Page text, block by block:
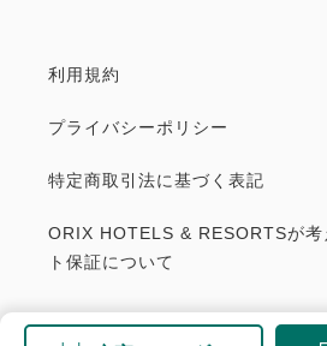
利用規約
プライバシーポリシー
特定商取引法に基づく表記
ORIX HOTELS & RESORTSが考
ト保証について
Copyright © ORIX Hotel Management